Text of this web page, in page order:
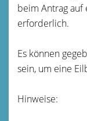
beim Antrag auf
erforderlich.
Es können
sein, um eine
Hinweise: